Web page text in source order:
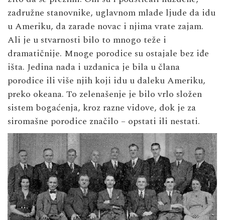
zadružne stanovnike, uglavnom mlade ljude da idu
u Ameriku, da zarade novac i njima vrate zajam.
Ali je u stvarnosti bilo to mnogo teže i
dramatičnije. Mnoge porodice su ostajale bez iđe
išta. Jedina nada i uzdanica je bila u člana
porodice ili više njih koji idu u daleku Ameriku,
preko okeana. To zelenašenje je bilo vrlo složen
sistem bogaćenja, kroz razne vidove, dok je za
siromašne porodice značilo – opstati ili nestati.